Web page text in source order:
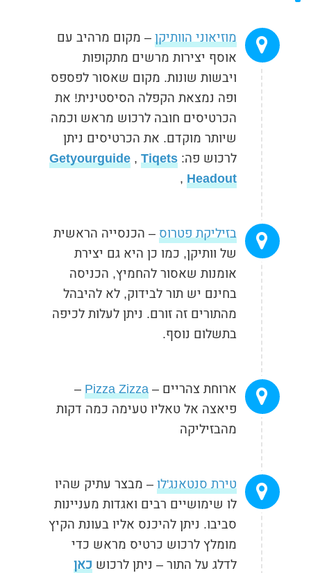
מוזיאוני הוותיקן– מקום מרהיב עם
אוסף יצירות מרשים מתקופות
ויבשות שונות. מקום שאסור לפספס
ופה נמצאת הקפלה הסיסטינית! את
הכרטיסים חובה לרכוש מראש וכמה
שיותר מוקדם. את הכרטיסים ניתן
לרכוש פה:
Getyourguide ,Tiqets
,Headout
בזיליקת פטרוס– הכנסייה הראשית
של וותיקן, כמו כן היא גם יצירת
אומנות שאסור להחמיץ, הכניסה
בחינם יש תור לבידוק, לא להיבהל
מהתורים זה זורם. ניתן לעלות לכיפה
בתשלום נוסף.
ארוחת צהריים –Pizza Zizza
–
פיאצה אל טאליו טעימה כמה דקות
מהבזיליקה
טירת סנטאנג'לו– מבצר עתיק שהיו
לו שימושיים רבים ואגדות מעניינות
סביבו. ניתן להיכנס אליו בעונת הקיץ
מומלץ לרכוש כרטיס מראש כדי
לדלג על התור – ניתן לרכוש כאן